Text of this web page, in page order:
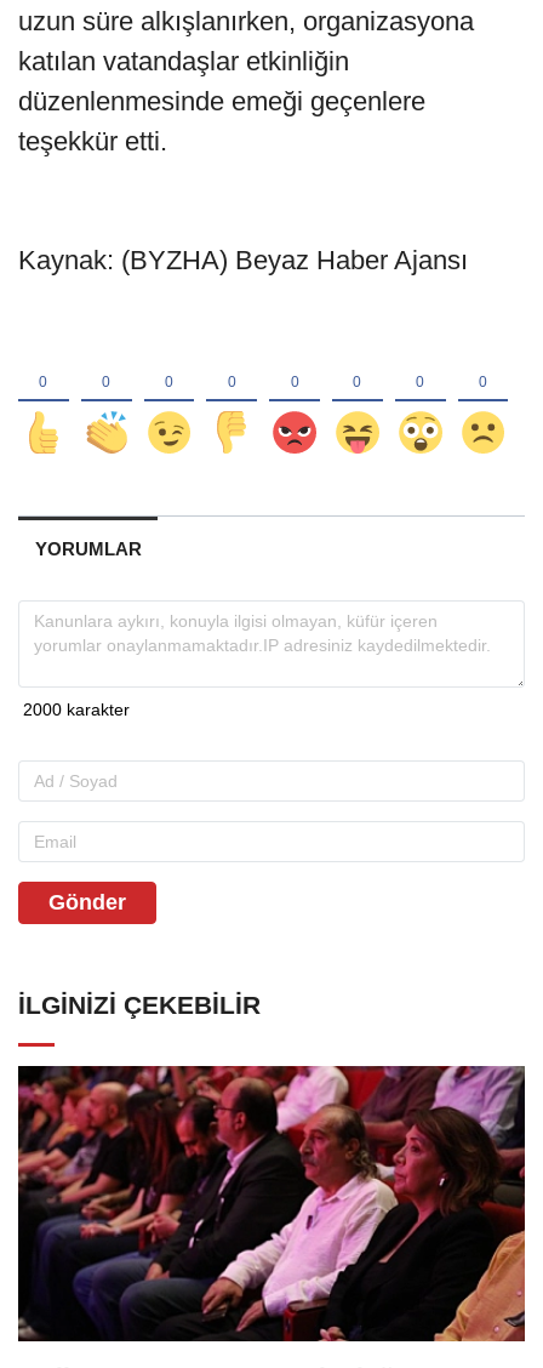
uzun süre alkışlanırken, organizasyona
katılan vatandaşlar etkinliğin
düzenlenmesinde emeği geçenlere
teşekkür etti.
Kaynak: (BYZHA) Beyaz Haber Ajansı
YORUMLAR
Gönder
İLGINIZI ÇEKEBILIR